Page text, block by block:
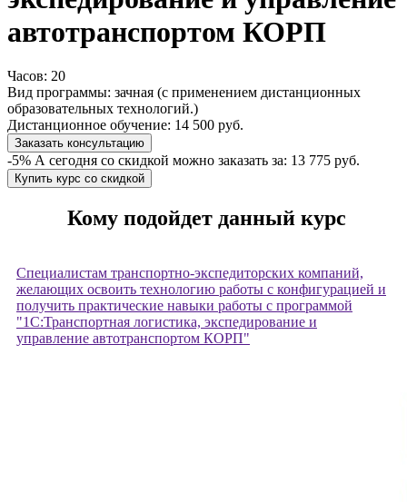
автотранспортом КОРП
Часов: 20
Вид программы: зачная (с применением дистанционных
образовательных технологий.)
Дистанционное обучение: 14 500 руб.
Заказать консультацию
-5% А сегодня со скидкой можно заказать за: 13 775 руб.
Купить курс со скидкой
​Кому подойдет данный курс
Специалистам транспортно-экспедиторских компаний,
желающих освоить технологию работы с конфигурацией и
получить практические навыки работы с программой
"1С:Транспортная логистика, экспедирование и
управление автотранспортом КОРП"